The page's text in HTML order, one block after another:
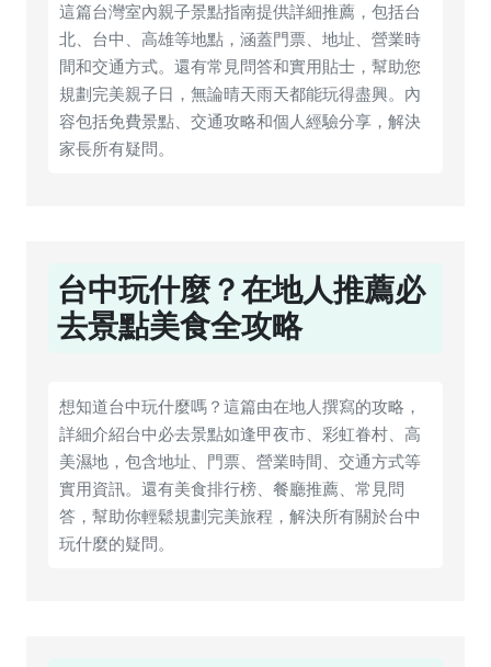
這篇台灣室內親子景點指南提供詳細推薦，包括台
北、台中、高雄等地點，涵蓋門票、地址、營業時
間和交通方式。還有常見問答和實用貼士，幫助您
規劃完美親子日，無論晴天雨天都能玩得盡興。內
容包括免費景點、交通攻略和個人經驗分享，解決
家長所有疑問。
台中玩什麼？在地人推薦必
去景點美食全攻略
想知道台中玩什麼嗎？這篇由在地人撰寫的攻略，
詳細介紹台中必去景點如逢甲夜市、彩虹眷村、高
美濕地，包含地址、門票、營業時間、交通方式等
實用資訊。還有美食排行榜、餐廳推薦、常見問
答，幫助你輕鬆規劃完美旅程，解決所有關於台中
玩什麼的疑問。